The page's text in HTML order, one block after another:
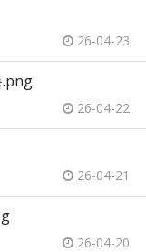
26-04-23
.png
26-04-22
26-04-21
26-04-20